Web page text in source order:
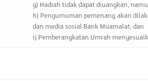
g) Hadiah tidak dapat diuangkan,
h) Pengumuman pemenang akan
dan media sosial Bank Muamalat; dan
i) Pemberangkatan Umrah